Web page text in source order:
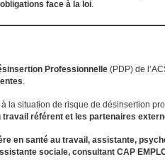
obligations face à la loi.
Professionnelle (PDP) de
.
la situation de risque de désinsertion
travail référent et les partenaires
en santé au travail, assistante,
sociale, consultant CAP